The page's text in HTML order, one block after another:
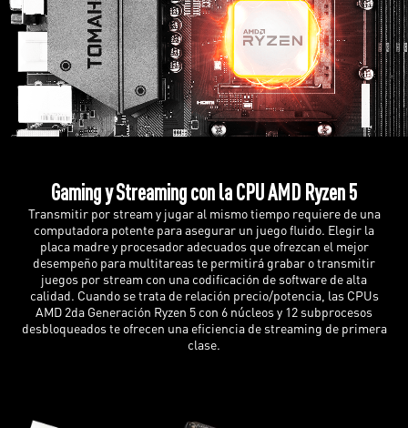
Gaming y Streaming con la CPU AMD Ryzen 5
Transmitir por stream y jugar al mismo tiempo requiere de una
computadora potente para asegurar un juego fluido. Elegir la
placa madre y procesador adecuados que ofrezcan el mejor
desempeño para multitareas te permitirá grabar o transmitir
juegos por stream con una codificación de software de alta
calidad. Cuando se trata de relación precio/potencia, las CPUs
AMD 2da Generación Ryzen 5 con 6 núcleos y 12 subprocesos
desbloqueados te ofrecen una eficiencia de streaming de primera
clase.